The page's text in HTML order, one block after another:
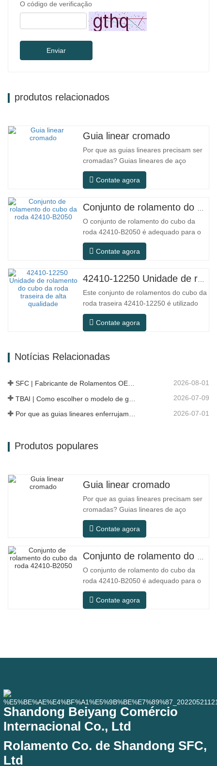
O código de verificação
Enviar
produtos relacionados
Guia linear cromado
Por que as guias lineares precisam ser
cromadas? Guias lineares de aço
comum podem atender às necessidades
básicas de operação em ambientes
cenários de uso prático, como
equipamentos de automação,
máquinas-ferramenta de precisão,
equipamentos externos, oficinas…
Contate agora
O conjunto de rolamento do cubo da
roda 42410-B2050 é adequado para o
mercado de manutenção e substituição
de peças automotivas, atendendo aos
diários, viagens de longa distância e
NÚMERO OEM. NÃO.Outros.
Aplicação…
Contate agora
Este conjunto de rolamentos do cubo da
roda traseira 42410-12250 é utilizado
principalmente no sistema de eixo
traseiro dos modelos japoneses e
estruturas de instalação. Comparado
Contate agora
Notícias Relacionadas
SFC | Fabricante de Rolamentos OEM vs Empresa Comercial 2026-08-01
2026-07-09
2026-07-01
Produtos populares
Guia linear cromado
Por que as guias lineares precisam ser
cromadas? Guias lineares de aço
comum podem atender às necessidades
básicas de operação em ambientes
cenários de uso prático, como
equipamentos de automação,
máquinas-ferramenta de precisão,
equipamentos externos, oficinas
Contate agora
O conjunto de rolamento do cubo da
roda 42410-B2050 é adequado para o
mercado de manutenção e substituição
de peças automotivas, atendendo aos
Contate agora
Shandong Beiyang Comércio
Internacional Co., Ltd
Rolamento Co. de Shandong SFC,
Ltd